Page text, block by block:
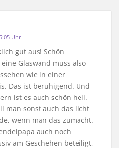
Uhr
gut aus! Schön
Glaswand muss also
wie in einer
Das ist beruhigend. Und
ist es auch schön hell.
man sonst auch das licht
wenn man das zumacht.
auch noch
am Geschehen beteiligt,